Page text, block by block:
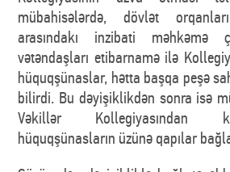
mübahisələrdə, dövlət
arasındakı inzibati məhkəmə
vətəndaşları etibarnamə ilə
hüquqşünaslar, hətta başqa peşə
bilirdi. Bu dəyişiklikdən sonra isə
Vəkillər Kollegiyasından
hüquqşünasların üzünə qapılar